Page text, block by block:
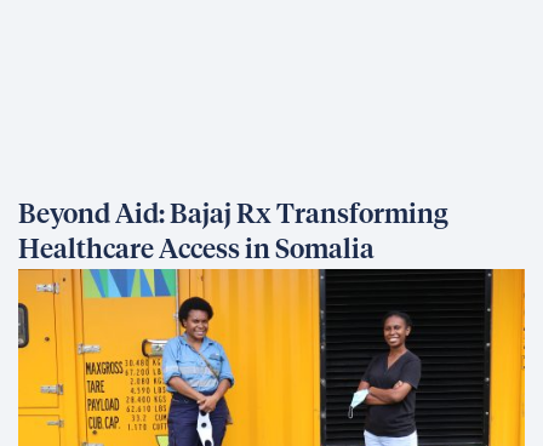
Beyond Aid: Bajaj Rx Transforming
Healthcare Access in Somalia